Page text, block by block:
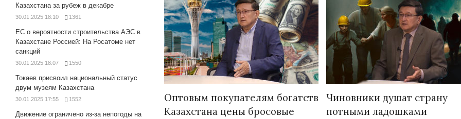
Оптовым покупателям богатств
Казахстана цены бросовые
Чиновники душат страну
потными ладошками
Казахстана за рубеж в декабре
30.01.2025 18:10 1361
ЕС о вероятности строительства АЭС в
Казахстане Россией: На Росатоме нет
санкций
30.01.2025 18:07 1550
Токаев присвоил национальный статус
двум музеям Казахстана
30.01.2025 17:55 1552
Движение ограничено из-за непогоды на